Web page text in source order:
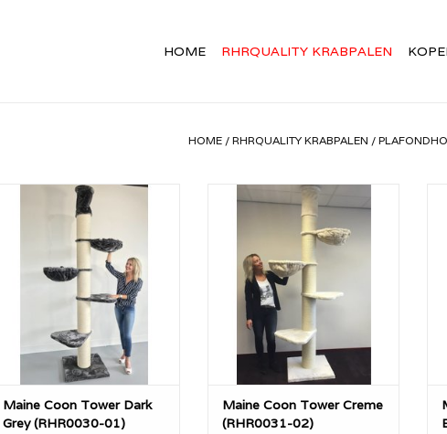
HOME RHRQUALITY KRABPALEN
HOME / RHRQUALITY KRABPALEN /
De krabpaal Maine Coon Tower
van RHRQuality is een
tot 265cm lager/hoger op
aanvraag) met 20cm dikke
sisalpalen en grote hangmatten
van 45cm ligplek, die eenvoudig
20KG kunnen dragen. Ideaal
voor zware katten.
TOEVOEGEN AAN WINKELWAGEN
Maine Coon Tower Dark
Grey (RHR0030-01)
De krabpaal Maine Coon Tower
van RHRQuality is een
plafondhoge krabpaal (Van 245
tot 265cm lager/hoger op
aanvraag) met 20cm dikke
sisalpalen en grote hangmatten
van 45cm ligplek, die eenvoudig
20KG kunnen dragen. Ideaal
voor zware katten.
TOEVOEGEN AAN WINKELWAGEN
Maine Coon Tower Creme
(RHR0031-02)